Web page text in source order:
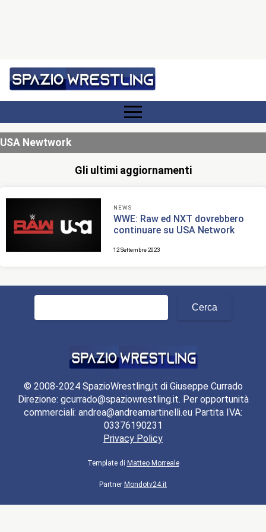
USA Newtwork
Gli ultimi aggiornamenti
NEWS
WWE: Raw ed NXT dovrebbero
continuare su USA Network
12 Settembre 2023
Ricerca
© 2008-2024 SpazioWrestling,it di Giuseppe Currado
Direzione: gcurrado@spaziowrestling.it. Per opportunità
commerciali: andrea@andreamartinelli.eu Partita IVA:
03376190231
Privacy Policy
Template di Matteo Morreale
Partner Mondotv24.it